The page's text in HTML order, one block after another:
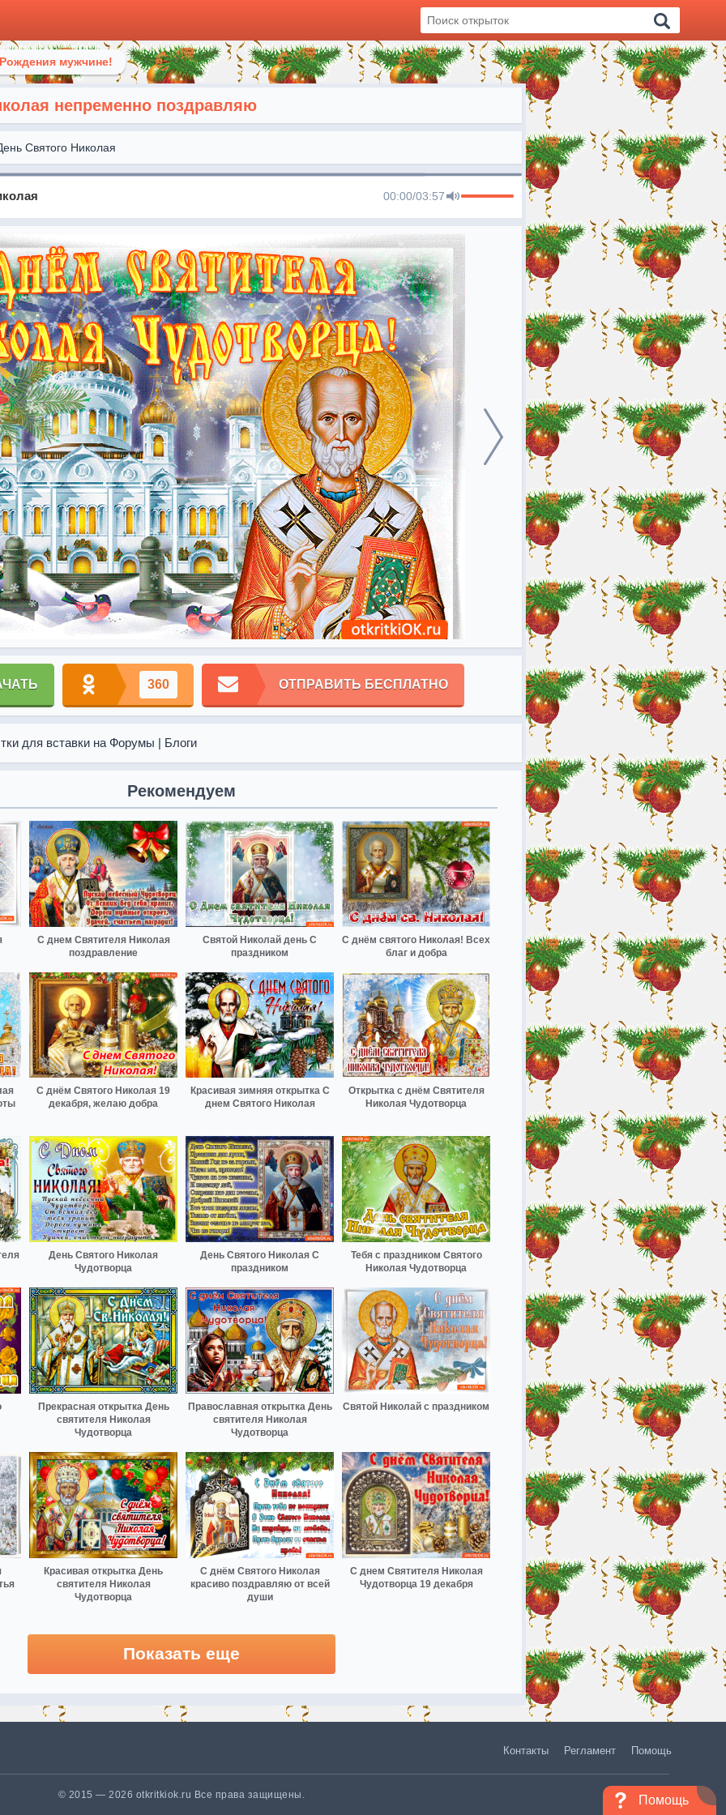
мужчине!
непременно поздравляю
Святого Николая
00:00/03:57
360 ОТПРАВИТЬ БЕСПЛАТНО
для вставки на Форумы | Блоги
Рекомендуем
С днем Святителя Николая
поздравление
Святой Николай день С
праздником
С днём святого Николая! Всех
благ и добра
С днём Святого Николая 19
декабря, желаю добра
Красивая зимняя открытка С
днем Святого Николая
Открытка с днём Святителя
Николая Чудотворца
День Святого Николая
Чудотворца
День Святого Николая С
праздником
Тебя с праздником Святого
Николая Чудотворца
Прекрасная открытка День
святителя Николая
Чудотворца
Православная открытка День
святителя Николая
Чудотворца
Святой Николай с праздником
Красивая открытка День
святителя Николая
Чудотворца
С днём Святого Николая
красиво поздравляю от всей
души
С днем Святителя Николая
Чудотворца 19 декабря
Показать еще
Помощь
Контакты Регламент Помощь
© 2015 — 2026 otkritkiok.ru Все права защищены.